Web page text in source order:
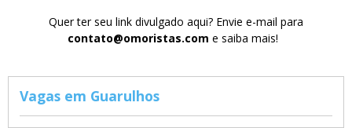
Quer ter seu link divulgado aqui? Envie e-mail para
contato@omoristas.com e saiba mais!
Vagas em Guarulhos